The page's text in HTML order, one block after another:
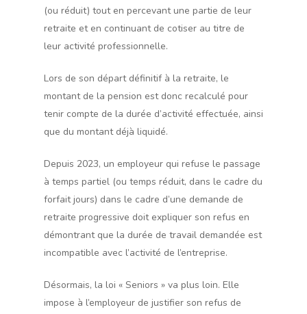
(ou réduit) tout en percevant une partie de leur
retraite et en continuant de cotiser au titre de
leur activité professionnelle.
Lors de son départ définitif à la retraite, le
montant de la pension est donc recalculé pour
tenir compte de la durée d’activité effectuée, ainsi
que du montant déjà liquidé.
Depuis 2023, un employeur qui refuse le passage
à temps partiel (ou temps réduit, dans le cadre du
forfait jours) dans le cadre d’une demande de
retraite progressive doit expliquer son refus en
démontrant que la durée de travail demandée est
incompatible avec l’activité de l’entreprise.
Désormais, la loi « Seniors » va plus loin. Elle
impose à l’employeur de justifier son refus de